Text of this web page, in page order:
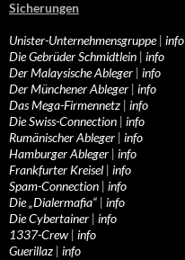
Sicherungen
Unister-Unternehmensgruppe| info
Die Gebrüder Schmidtlein | info
Der Malaysische Ableger | info
Der Münchener Ableger | info
Das Mega-Firmennetz | info
Die Swiss-Connection | info
Rumänischer Ableger | info
Hamburger Ableger | info
Frankfurter Kreisel | info
Spam-Connection | info
Die „Dialermafia“ | info
Die Cybertainer | info
1337-Crew | info
Guerillaz | info